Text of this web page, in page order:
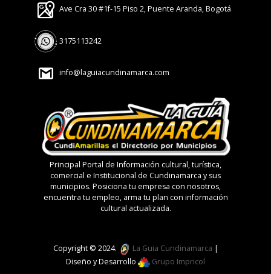
Ave Cra 30 #1f-15 Piso 2, Puente Aranda, Bogotá
3175113242
info@laguiacundinamarca.com
Principal Portal de Información cultural, turística,
comercial e Institucional de Cundinamarca y sus
municipios. Posiciona tu empresa con nosotros,
encuentra tu empleo, arma tu plan con información
cultural actualizada.
Copyright © 2024. La Guia Cundinamarca |
Diseño y Desarrollo
Grupo Impricol